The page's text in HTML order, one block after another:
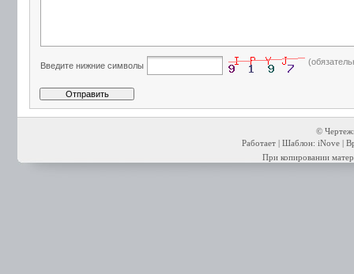
Введите нижние символы
©
Работает | Шаблон: iNove |
При копировании